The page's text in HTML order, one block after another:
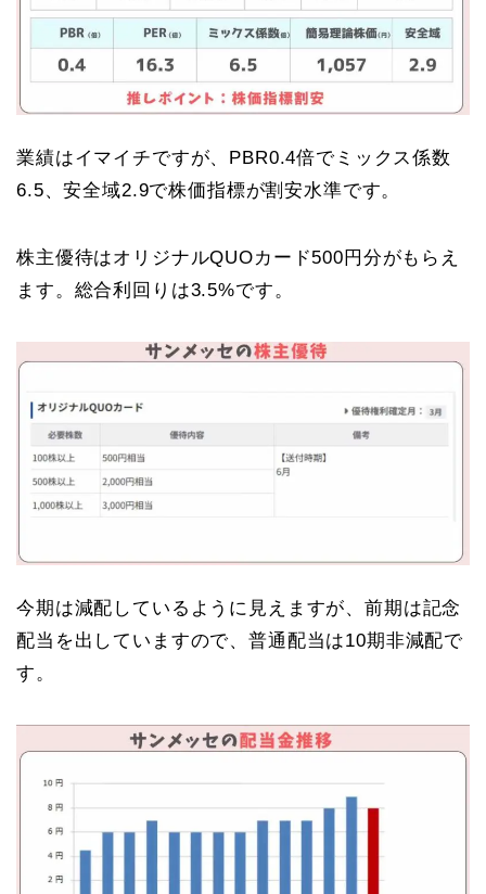
業績はイマイチですが、PBR0.4倍でミックス係数
6.5、安全域2.9で株価指標が割安水準です。
株主優待はオリジナルQUOカード500円分がもらえ
ます。総合利回りは3.5%です。
今期は減配しているように見えますが、前期は記念
配当を出していますので、普通配当は10期非減配で
す。